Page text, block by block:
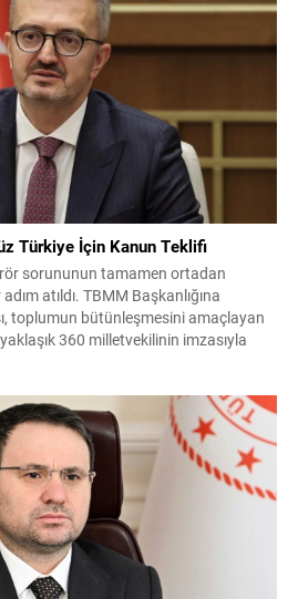
Türkiye İçin Kanun Teklifi
sorununun tamamen ortadan
atıldı. TBMM Başkanlığına
toplumun bütünleşmesini amaçlayan
360 milletvekilinin imzasıyla
Sunulan Teklifin Önemi Burhanettin
ve Toplumsal...